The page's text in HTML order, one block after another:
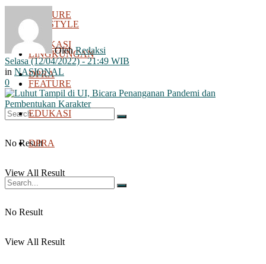
FEATURE
EDUKASI
DPRA
No Result
View All Result
LIFESTYLE
LINGKUNGAN
FEATURE
EDUKASI
DPRA
No Result
View All Result
Oleh Redaksi
Selasa (12/04/2022) - 21:49 WIB
in NASIONAL
0